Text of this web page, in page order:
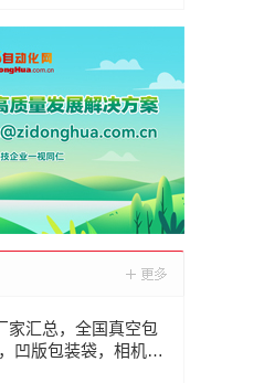
能化新阶段
家汇总，全国真空包
凹版包装袋，相机包
系方式与采购指南